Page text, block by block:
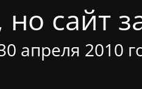
сайт
апреля 2010